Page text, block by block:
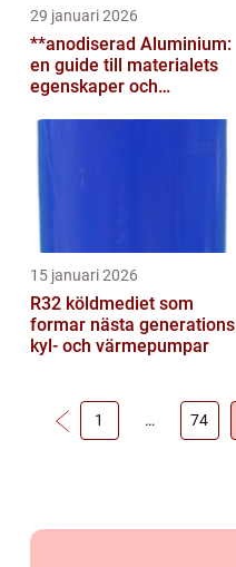
29 januari 2026
**anodiserad Aluminium:
en guide till materialets
egenskaper och
15 januari 2026
R32 köldmediet som
formar nästa generations
kyl- och värmepumpar
1 … 74